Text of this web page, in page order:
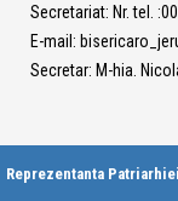
Secretariat: Nr. tel.
E-mail:
Secretar: M-hia.
Reprezentanta